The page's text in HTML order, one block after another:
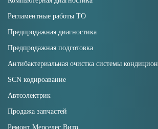
Регламентные работы ТО
Предпродажная диагностика
Предпродажная подготовка
Антибактериальная очистка системы
SCN кодироавание
Автоэлектрик
Продажа запчастей
Ремонт Мерседес Вито